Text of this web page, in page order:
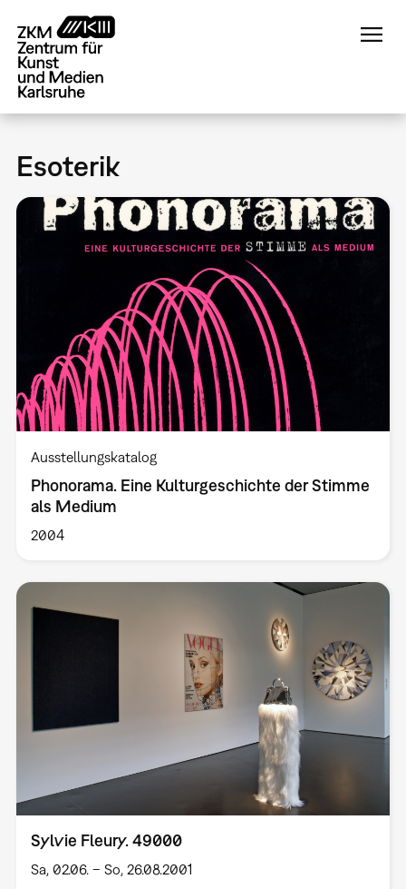
zum
Inhalt
Esoterik
Ausstellungskatalog
Phonorama. Eine Kulturgeschichte der Stimme
als Medium
2004
Sylvie Fleury. 49000
Sa, 02.06. – So, 26.08.2001